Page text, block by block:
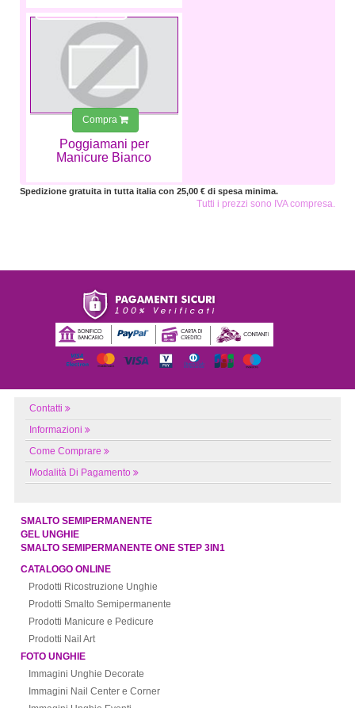
Poggiamani per
Manicure Bianco
4,99 €
Compra
Spedizione gratuita in tutta italia con 25,00 € di spesa minima.
Tutti i prezzi sono IVA compresa.
Contatti
Informazioni
Come Comprare
Modalità Di Pagamento
SMALTO SEMIPERMANENTE
GEL UNGHIE
SMALTO SEMIPERMANENTE ONE STEP 3IN1
CATALOGO ONLINE
Prodotti Ricostruzione Unghie
Prodotti Smalto Semipermanente
Prodotti Manicure e Pedicure
Prodotti Nail Art
FOTO UNGHIE
Immagini Unghie Decorate
Immagini Nail Center e Corner